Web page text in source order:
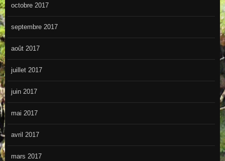
octobre 2017
septembre 2017
août 2017
juillet 2017
juin 2017
mai 2017
avril 2017
mars 2017